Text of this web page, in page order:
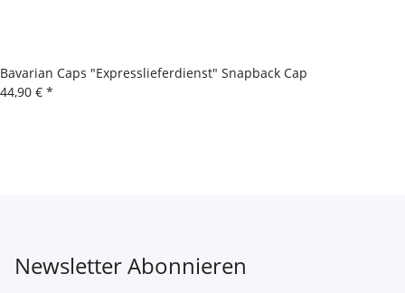
Bavarian Caps "Expresslieferdienst" Snapback Cap
44,90 € *
Newsletter Abonnieren